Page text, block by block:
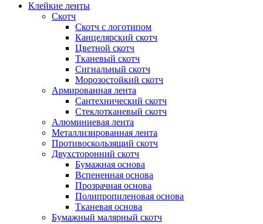
Клейкие ленты
Скотч
Скотч с логотипом
Канцелярский скотч
Цветной скотч
Тканевый скотч
Сигнальный скотч
Морозостойкий скотч
Армированная лента
Сантехнический скотч
Стеклотканевый скотч
Алюминиевая лента
Металлизированная лента
Противоскользящий скотч
Двухсторонний скотч
Бумажная основа
Вспененная основа
Прозрачная основа
Полипропиленовая основа
Тканевая основа
Бумажный малярный скотч